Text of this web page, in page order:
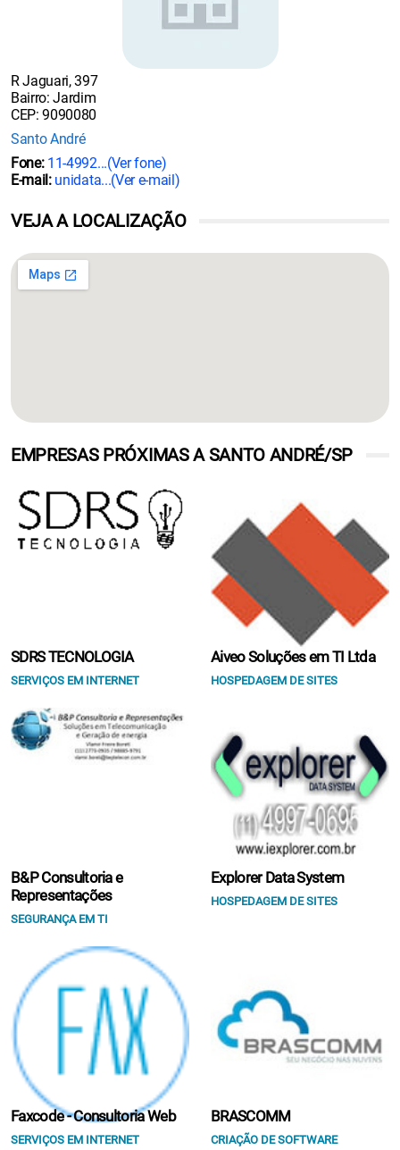
R Jaguari, 397
Bairro: Jardim
CEP: 9090080
Santo André
Fone: 11-4992...(Ver fone)
E-mail: unidata...(Ver e-mail)
VEJA A LOCALIZAÇÃO
EMPRESAS PRÓXIMAS A SANTO ANDRÉ/SP
SDRS TECNOLOGIA
SERVIÇOS EM INTERNET
Aiveo Soluções em TI Ltda
HOSPEDAGEM DE SITES
B&P Consultoria e
Representações
SEGURANÇA EM TI
Explorer Data System
HOSPEDAGEM DE SITES
Faxcode - Consultoria Web
SERVIÇOS EM INTERNET
BRASCOMM
CRIAÇÃO DE SOFTWARE